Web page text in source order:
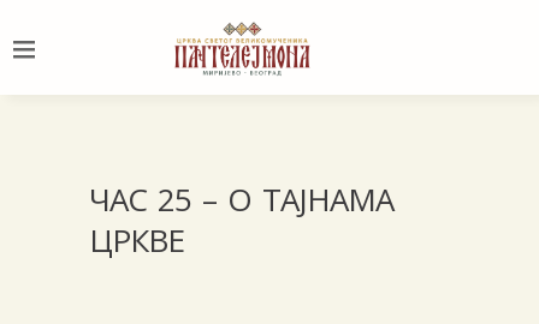
ЧАС 25 – О ТАЈНАМА
ЦРКВЕ